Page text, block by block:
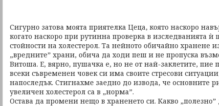
Сигурно затова моята приятелка Цеца, която наскоро
когато наскоро при рутинна проверка в изследванията ѝ
стойности на холестерол. Та нейното обичайно хранене
„вредните” храни, обича да ходи пеш и не пропуска
Витоша. Е, вярно, пушачка е, но не от най-заклетите, пие
всеки съвременен човек си има своите стресови
напоследък. Стигнахме заедно до извода, че основните
увеличен холестерол са в „норма”.
Остава да промени нещо в храненето си. Какво